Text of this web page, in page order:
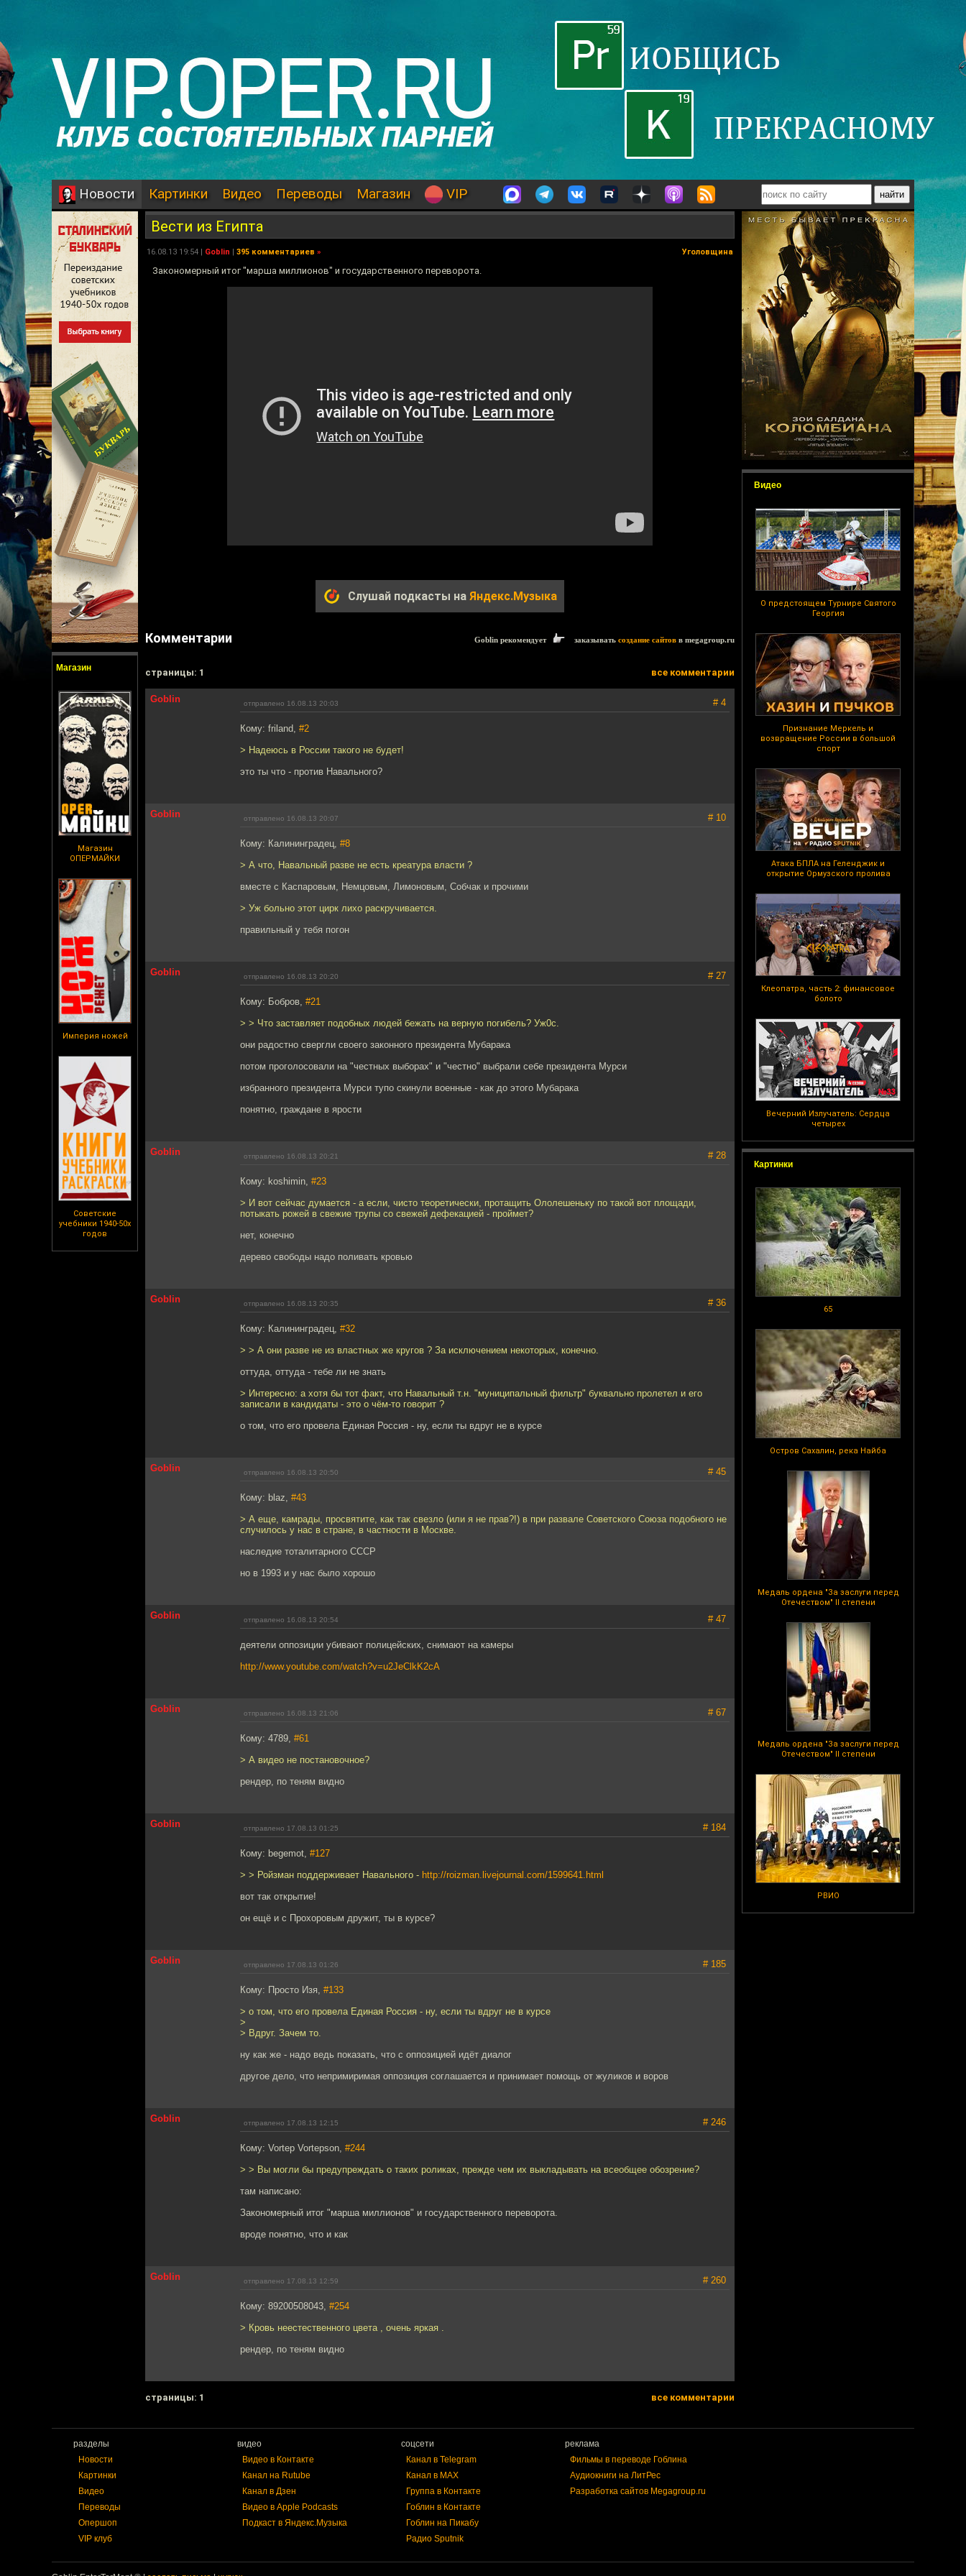
Новости Картинки Видео Переводы Магазин VIP
Магазин
Магазин
ОПЕРМАЙКИ
Империя ножей
Советские
учебники 1940-50х
годов
Видео
О предстоящем Турнире Святого
Георгия
Признание Меркель и
возвращение России в большой
спорт
Атака БПЛА на Геленджик и
открытие Ормузского пролива
Клеопатра, часть 2: финансовое
болото
Вечерний Излучатель: Сердца
четырех
Картинки
65
Остров Сахалин, река Найба
Медаль ордена "За заслуги перед
Отечеством" II степени
Медаль ордена "За заслуги перед
Отечеством" II степени
РВИО
Вести из Египта
16.08.13 19:54 | Goblin | 395 комментариев » Уголовщина
Закономерный итог "марша миллионов" и государственного переворота.
Слушай подкасты на Яндекс.Музыка
Комментарии Goblin рекомендует заказывать создание сайтов в megagroup.ru
cтраницы: 1 все комментарии
Goblin отправлено 16.08.13 20:03 # 4
Кому: friland, #2
> Надеюсь в России такого не будет!
это ты что - против Навального?
Goblin отправлено 16.08.13 20:07 # 10
Кому: Калининградец, #8
> А что, Навальный разве не есть креатура власти ?
вместе с Каспаровым, Немцовым, Лимоновым, Собчак и прочими
> Уж больно этот цирк лихо раскручивается.
правильный у тебя погон
Goblin отправлено 16.08.13 20:20 # 27
Кому: Бобров, #21
> > Что заставляет подобных людей бежать на верную погибель? Уж0с.
они радостно свергли своего законного президента Мубарака
потом проголосовали на "честных выборах" и "честно" выбрали себе президента Мурси
избранного президента Мурси тупо скинули военные - как до этого Мубарака
понятно, граждане в ярости
Goblin отправлено 16.08.13 20:21 # 28
Кому: koshimin, #23
> И вот сейчас думается - а если, чисто теоретически, протащить Ололешеньку по такой вот площади,
потыкать рожей в свежие трупы со свежей дефекацией - проймет?
нет, конечно
дерево свободы надо поливать кровью
Goblin отправлено 16.08.13 20:35 # 36
Кому: Калининградец, #32
> > А они разве не из властных же кругов ? За исключением некоторых, конечно.
оттуда, оттуда - тебе ли не знать
> Интересно: а хотя бы тот факт, что Навальный т.н. "муниципальный фильтр" буквально пролетел и его
записали в кандидаты - это о чём-то говорит ?
о том, что его провела Единая Россия - ну, если ты вдруг не в курсе
Goblin отправлено 16.08.13 20:50 # 45
Кому: blaz, #43
> А еще, камрады, просвятите, как так свезло (или я не прав?!) в при развале Советского Союза подобного не
случилось у нас в стране, в частности в Москве.
наследие тоталитарного СССР
но в 1993 и у нас было хорошо
Goblin отправлено 16.08.13 20:54 # 47
деятели оппозиции убивают полицейских, снимают на камеры
http://www.youtube.com/watch?v=u2JeClkK2cA
Goblin отправлено 16.08.13 21:06 # 67
Кому: 4789, #61
> А видео не постановочное?
рендер, по теням видно
Goblin отправлено 17.08.13 01:25 # 184
Кому: begemot, #127
> > Ройзман поддерживает Навального - http://roizman.livejournal.com/1599641.html
вот так открытие!
он ещё и с Прохоровым дружит, ты в курсе?
Goblin отправлено 17.08.13 01:26 # 185
Кому: Просто Изя, #133
> о том, что его провела Единая Россия - ну, если ты вдруг не в курсе
>
> Вдруг. Зачем то.
ну как же - надо ведь показать, что с оппозицией идёт диалог
другое дело, что непримиримая оппозиция соглашается и принимает помощь от жуликов и воров
Goblin отправлено 17.08.13 12:15 # 246
Кому: Vortep Vortepson, #244
> > Вы могли бы предупреждать о таких роликах, прежде чем их выкладывать на всеобщее обозрение?
там написано:
Закономерный итог "марша миллионов" и государственного переворота.
вроде понятно, что и как
Goblin отправлено 17.08.13 12:59 # 260
Кому: 89200508043, #254
> Кровь неестественного цвета , очень яркая .
рендер, по теням видно
cтраницы: 1 все комментарии
разделы
Новости
Картинки
Видео
Переводы
Опершоп
VIP клуб
видео
Видео в Контакте
Канал на Rutube
Канал в Дзен
Видео в Apple Podcasts
Подкаст в Яндекс.Музыка
соцсети
Канал в Telegram
Канал в MAX
Группа в Контакте
Гоблин в Контакте
Гоблин на Пикабу
Радио Sputnik
реклама
Фильмы в переводе Гоблина
Аудиокниги на ЛитРес
Разработка сайтов Megagroup.ru